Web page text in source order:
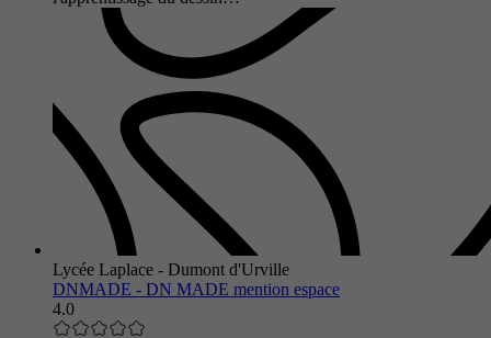
Lycée Laplace - Dumont d'Urville
DNMADE - DN MADE mention espace
4.0